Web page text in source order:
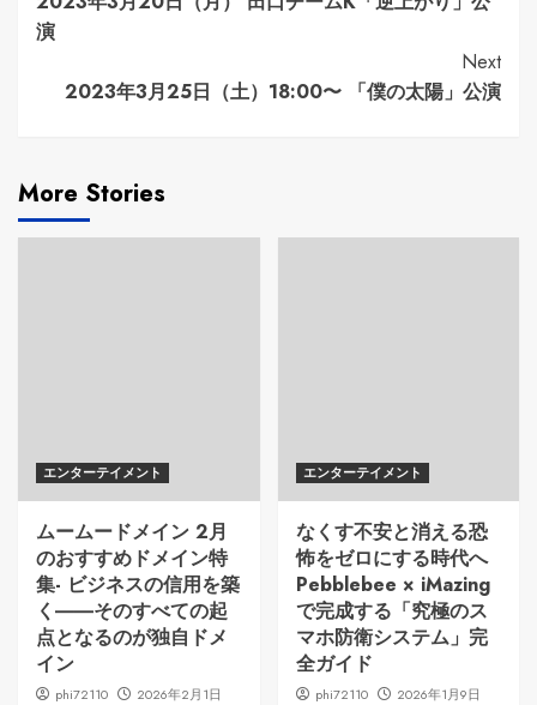
Reading
演
Next
2023年3月25日（土）18:00〜 「僕の太陽」公演
More Stories
エンターテイメント
ムームードメイン 2月
のおすすめドメイン特
集- ビジネスの信用を築
く――そのすべての起
点となるのが独自ドメ
イン
phi72110
2026年2月1日
エンターテイメント
なくす不安と消える恐
怖をゼロにする時代へ
Pebblebee × iMazing
で完成する「究極のス
マホ防衛システム」完
全ガイド
phi72110
2026年1月9日